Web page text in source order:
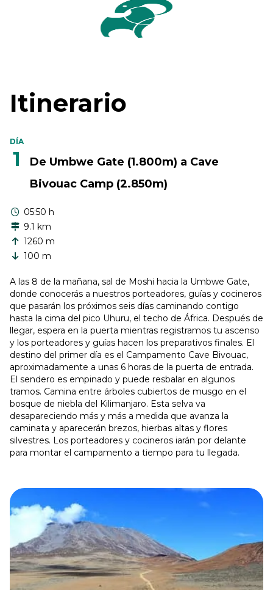
Itinerario
DÍA
1
De Umbwe Gate (1.800m) a Cave
Bivouac Camp (2.850m)
05:50 h
9.1 km
1260 m
100 m
A las 8 de la mañana, sal de Moshi hacia la Umbwe Gate,
donde conocerás a nuestros porteadores, guías y cocineros
que pasarán los próximos seis días caminando contigo
hasta la cima del pico Uhuru, el techo de África. Después de
llegar, espera en la puerta mientras registramos tu ascenso
y los porteadores y guías hacen los preparativos finales. El
destino del primer día es el Campamento Cave Bivouac,
aproximadamente a unas 6 horas de la puerta de entrada.
El sendero es empinado y puede resbalar en algunos
tramos. Camina entre árboles cubiertos de musgo en el
bosque de niebla del Kilimanjaro. Esta selva va
desapareciendo más y más a medida que avanza la
caminata y aparecerán brezos, hierbas altas y flores
silvestres. Los porteadores y cocineros iarán por delante
para montar el campamento a tiempo para tu llegada.